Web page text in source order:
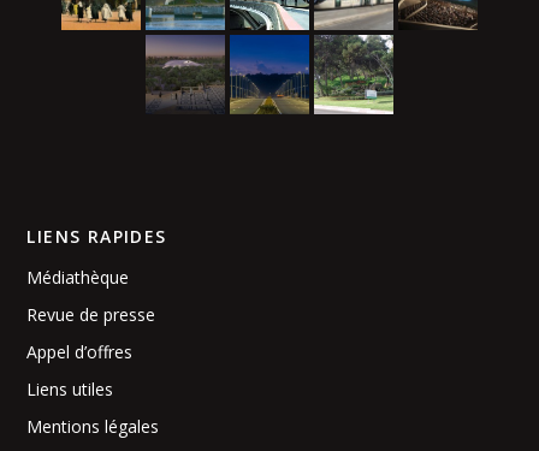
LIENS RAPIDES
Médiathèque
Revue de presse
Appel d’offres
Liens utiles
Mentions légales